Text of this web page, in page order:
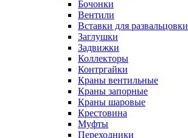
Бочонки
Вентили
Вставки для развальцовки
Заглушки
Задвижки
Коллекторы
Контргайки
Краны вентильные
Краны запорные
Краны шаровые
Крестовина
Муфты
Переходники